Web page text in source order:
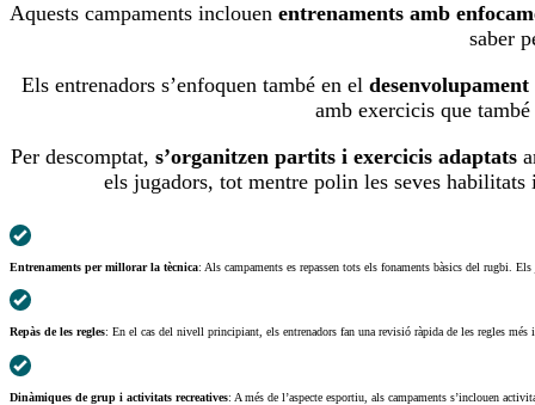
Aquests campaments inclouen entrenaments amb
saber
Els entrenadors s’enfoquen també en el
amb exercicis que
Per descomptat, s’organitzen partits i exercicis adaptats
els jugadors, tot mentre polin les seves
Entrenaments per millorar la tècnica: Als campaments es repassen tots els fonaments bàsics del rugbi.
Repàs de les regles: En el cas del nivell principiant, els entrenadors fan una revisió ràpida de les regles
Dinàmiques de grup i activitats recreatives: A més de l’aspecte esportiu, als campaments s’inclouen